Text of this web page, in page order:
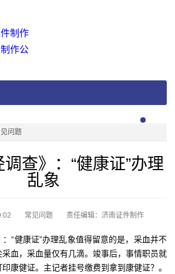
问题
查》：“健康证”办理
乱象
常见问题 责任编辑：济南证件制作
健康证”办理乱象值得留意的是，采血并不
血，采血量仅有几滴。竣事后，事情职员就
康健证。主记者挂号缴费到拿到康健证？。